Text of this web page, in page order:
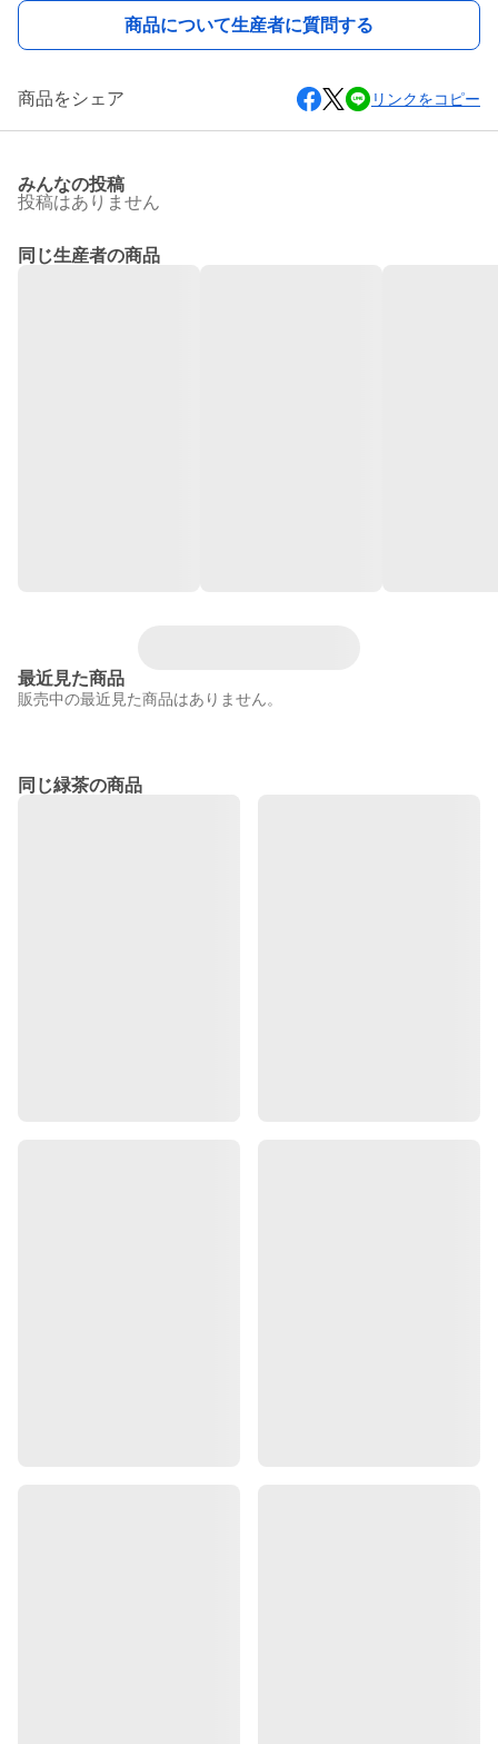
商品について生産者に質問する
商品をシェア リンクをコピー
みんなの投稿
投稿はありません
同じ生産者の商品
最近見た商品
販売中の最近見た商品はありません。
同じ緑茶の商品